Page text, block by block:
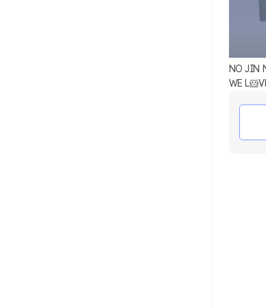
NO JIN
WE